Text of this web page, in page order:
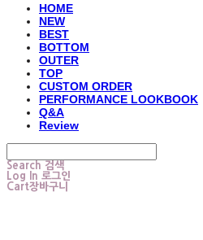
HOME
NEW
BEST
BOTTOM
OUTER
TOP
CUSTOM ORDER
PERFORMANCE LOOKBOOK
Q&A
Review
Search 검색
Log In 로그인
Cart장바구니